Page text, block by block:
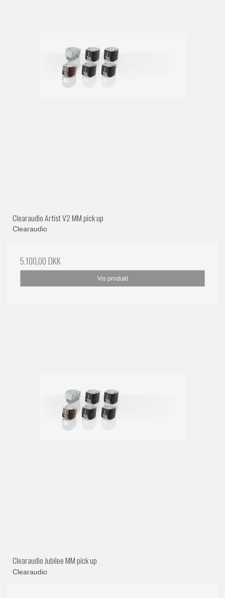
Clearaudio Artist V2 MM pick up
Clearaudio
5.100,00 DKK
Vis produkt
Clearaudio Jubilee MM pick up
Clearaudio